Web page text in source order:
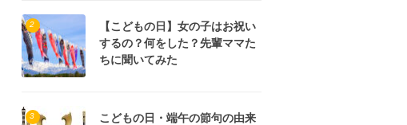
2
【こどもの日】女の子はお祝い
するの？何をした？先輩ママた
ちに聞いてみた
3
こどもの日・端午の節句の由来